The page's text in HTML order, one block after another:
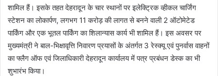
शामिल हैं। इसके तहत देहरादून के चार स्थानों पर इलेक्ट्रिक व्हीकल चार्जिंग
स्टेशन का लोकार्पण, लगभग 11 करोड़ की लागत से बनने वाली 2 ऑटोमेटेड
पार्किंग और एक भूतल पार्किंग का शिलान्यास कार्य भी शामिल हैं। इस अवसर पर
मुख्यमंत्री ने बाल-भिक्षावृत्ति निवारण प्रयासों के अंतर्गत 3 रेस्क्यू एवं पुनर्वास वाहनों
का फ्लैग ऑफ एवं जिलाधिकारी देहरादून कार्यालय में पत्र प्रबंधन डेस्क का भी
शुभारंभ किया।